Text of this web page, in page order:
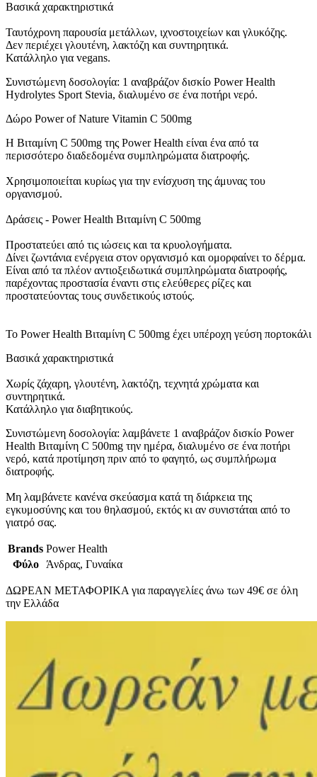
Βασικά χαρακτηριστικά
Ταυτόχρονη παρουσία μετάλλων, ιχνοστοιχείων και γλυκόζης.
Δεν περιέχει γλουτένη, λακτόζη και συντηρητικά.
Κατάλληλο για vegans.
Συνιστώμενη δοσολογία: 1 αναβράζον δισκίο Power Health
Hydrolytes Sport Stevia, διαλυμένο σε ένα ποτήρι νερό.
Δώρο Power of Nature Vitamin C 500mg
Η Bιταμίνη C 500mg της Power Health είναι ένα από τα
περισσότερο διαδεδομένα συμπληρώματα διατροφής.
Χρησιμοποιείται κυρίως για την ενίσχυση της άμυνας του
οργανισμού.
Δράσεις - Power Health Βιταμίνη C 500mg
Προστατεύει από τις ιώσεις και τα κρυολογήματα.
Δίνει ζωντάνια ενέργεια στον οργανισμό και ομορφαίνει το δέρμα.
Είναι από τα πλέον αντιοξειδωτικά συμπληρώματα διατροφής,
παρέχοντας προστασία έναντι στις ελεύθερες ρίζες και
προστατεύοντας τους συνδετικούς ιστούς.
To Power Health Βιταμίνη C 500mg έχει υπέροχη γεύση πορτοκάλι
Βασικά χαρακτηριστικά
Χωρίς ζάχαρη, γλουτένη, λακτόζη, τεχνητά χρώματα και
συντηρητικά.
Κατάλληλο για διαβητικούς.
Συνιστώμενη δοσολογία: λαμβάνετε 1 αναβράζον δισκίο Power
Health Βιταμίνη C 500mg την ημέρα, διαλυμένο σε ένα ποτήρι
νερό, κατά προτίμηση πριν από το φαγητό, ως συμπλήρωμα
διατροφής.
Μη λαμβάνετε κανένα σκεύασμα κατά τη διάρκεια της
εγκυμοσύνης και του θηλασμού, εκτός κι αν συνιστάται από το
γιατρό σας.
Brands Power Health
Φύλο
Άνδρας, Γυναίκα
ΔΩΡΕΑΝ ΜΕΤΑΦΟΡΙΚΑ για παραγγελίες άνω των 49€ σε όλη
την Ελλάδα